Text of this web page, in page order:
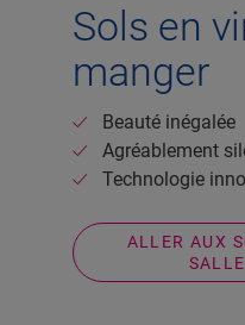
Sols en
manger
Beauté inégalée
Agréablement
Technologie
ALLER AUX